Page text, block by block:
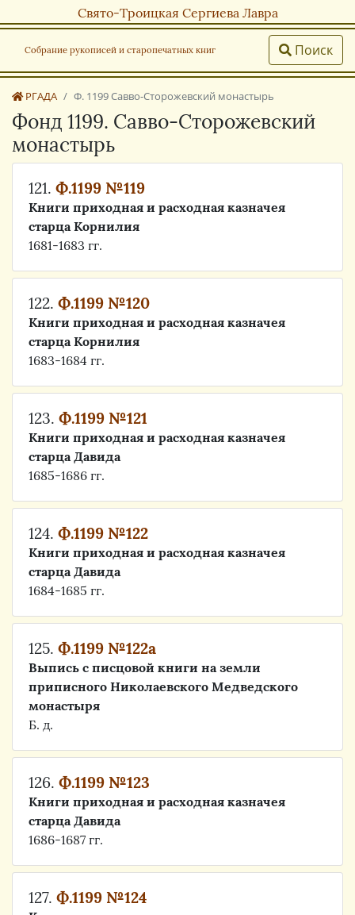
Свято-Троицкая Сергиева Лавра
Собрание рукописей и старопечатных книг Поиск
РГАДА Ф. 1199 Савво-Сторожевский монастырь
Фонд 1199. Савво-Сторожевский
монастырь
121. Ф.1199 №119
Книги приходная и расходная казначея
старца Корнилия
1681-1683 гг.
122. Ф.1199 №120
Книги приходная и расходная казначея
старца Корнилия
1683-1684 гг.
123. Ф.1199 №121
Книги приходная и расходная казначея
старца Давида
1685-1686 гг.
124. Ф.1199 №122
Книги приходная и расходная казначея
старца Давида
1684-1685 гг.
125. Ф.1199 №122а
Выпись с писцовой книги на земли
приписного Николаевского Медведского
монастыря
Б. д.
126. Ф.1199 №123
Книги приходная и расходная казначея
старца Давида
1686-1687 гг.
127. Ф.1199 №124